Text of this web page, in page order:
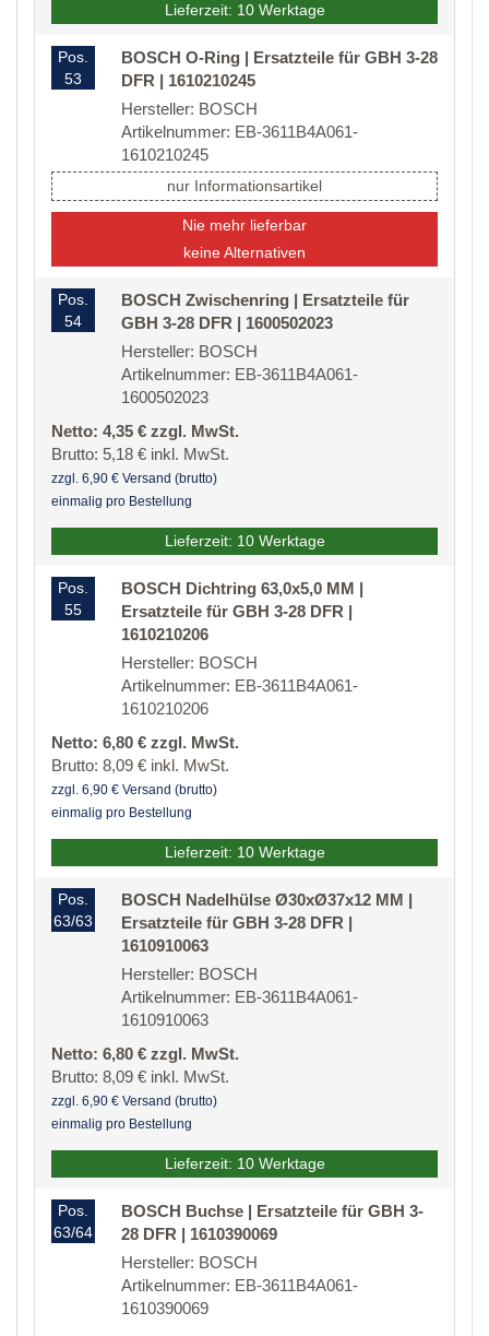
Lieferzeit: 10 Werktage
Pos.
53
BOSCH O-Ring | Ersatzteile für GBH 3-28
DFR | 1610210245
Hersteller: BOSCH
Artikelnummer: EB-3611B4A061-
1610210245
nur Informationsartikel
Nie mehr lieferbar
keine Alternativen
Pos.
54
BOSCH Zwischenring | Ersatzteile für
GBH 3-28 DFR | 1600502023
Hersteller: BOSCH
Artikelnummer: EB-3611B4A061-
1600502023
Netto: 4,35 € zzgl. MwSt.
Brutto: 5,18 € inkl. MwSt.
zzgl. 6,90 € Versand (brutto)
einmalig pro Bestellung
Lieferzeit: 10 Werktage
Pos.
55
BOSCH Dichtring 63,0x5,0 MM |
Ersatzteile für GBH 3-28 DFR |
1610210206
Hersteller: BOSCH
Artikelnummer: EB-3611B4A061-
1610210206
Netto: 6,80 € zzgl. MwSt.
Brutto: 8,09 € inkl. MwSt.
zzgl. 6,90 € Versand (brutto)
einmalig pro Bestellung
Lieferzeit: 10 Werktage
Pos.
63/63
BOSCH Nadelhülse Ø30xØ37x12 MM |
Ersatzteile für GBH 3-28 DFR |
1610910063
Hersteller: BOSCH
Artikelnummer: EB-3611B4A061-
1610910063
Netto: 6,80 € zzgl. MwSt.
Brutto: 8,09 € inkl. MwSt.
zzgl. 6,90 € Versand (brutto)
einmalig pro Bestellung
Lieferzeit: 10 Werktage
Pos.
63/64
BOSCH Buchse | Ersatzteile für GBH 3-
28 DFR | 1610390069
Hersteller: BOSCH
Artikelnummer: EB-3611B4A061-
1610390069